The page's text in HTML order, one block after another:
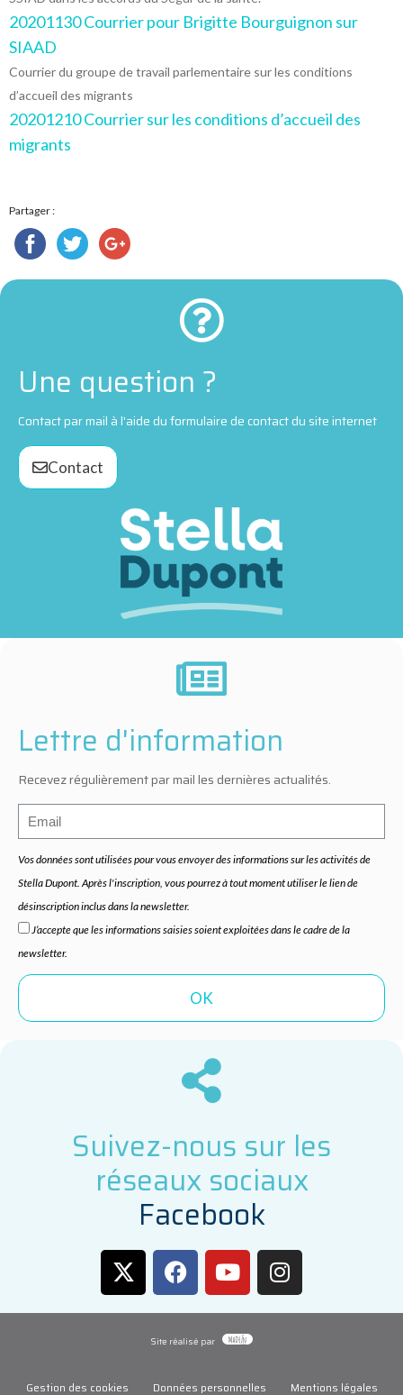
20201130 Courrier pour Brigitte Bourguignon sur
SIAAD
Courrier du groupe de travail parlementaire sur les conditions
d’accueil des migrants
20201210 Courrier sur les conditions d’accueil des
migrants
Partager :
Une question ?
Contact par mail à l'aide du formulaire de contact du site internet
Contact
Lettre d'information
Recevez régulièrement par mail les dernières actualités.
Vos données sont utilisées pour vous envoyer des informations sur les activités de
Stella Dupont. Après l'inscription, vous pourrez à tout moment utiliser le lien de
désinscription inclus dans la newsletter.
J’accepte que les informations saisies soient exploitées dans le cadre de la
newsletter.
Suivez-nous sur les
réseaux sociaux
Facebook
Site réalisé par
Gestion des cookies Données personnelles Mentions légales